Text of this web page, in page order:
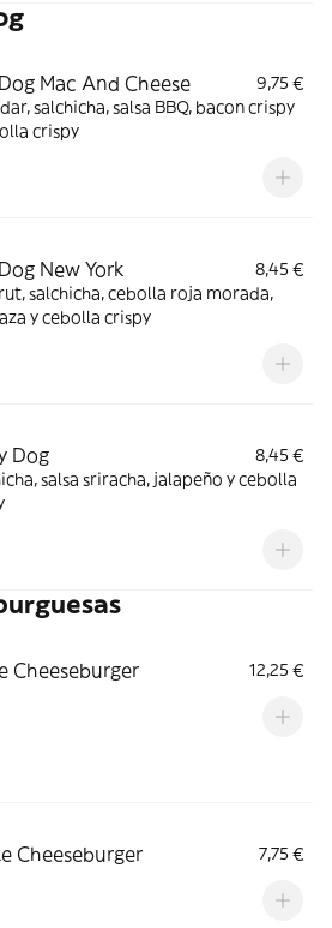
Mac And Cheese
9,75 €
salchicha, salsa BBQ, bacon crispy
crispy
New York
8,45 €
salchicha, cebolla roja morada,
y cebolla crispy
Dog
8,45 €
salsa sriracha, jalapeño y cebolla
Cheeseburger 12,25 €
Cheeseburger 7,75 €